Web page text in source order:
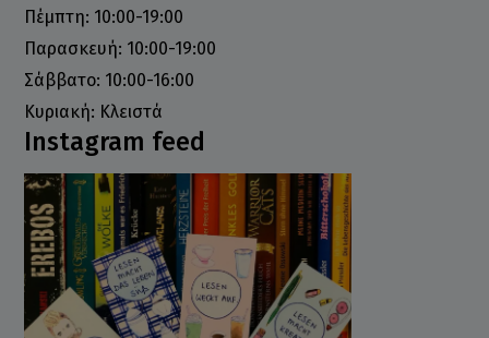
Πέμπτη: 10:00-19:00
Παρασκευή: 10:00-19:00
Σάββατο: 10:00-16:00
Κυριακή: Κλειστά
Instagram feed